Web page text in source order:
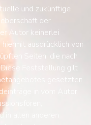
und zukünftige
der
Autor keinerlei
ausdrücklich von
Seiten, die nach
Feststellung gilt
gesetzten
in vom Autor
allen anderen